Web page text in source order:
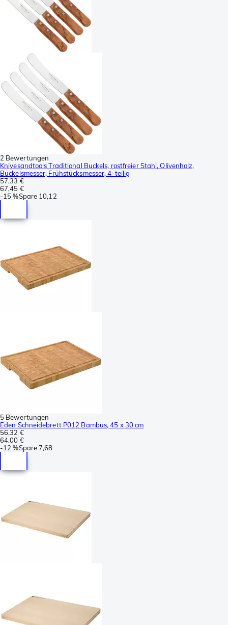
2 Bewertungen
Knivesandtools Traditional Buckels, rostfreier Stahl, Olivenholz,
Buckelsmesser, Frühstücksmesser, 4-teilig
57,33 €
67,45 €
-15 %Spare 10,12
5 Bewertungen
Eden Schneidebrett P012 Bambus, 45 x 30 cm
56,32 €
64,00 €
-12 %Spare7,68